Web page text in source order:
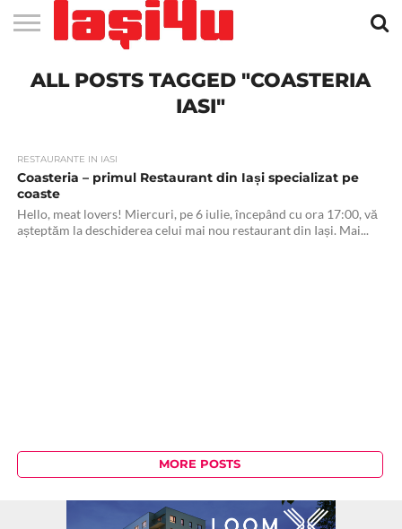
STIRI
APARTAMENTE
NOI IASI
STIRI
IASI
JOBS
IN
FILME
LA
CLUBURI /
DISCOTECI
BARURI /
CAFENELE
SALI DE
FORTA
SALOANE DE
INFRUMUSETARE
AGENTII
DE
RESTAURANTE
IN IASI
PIZZA
IN
PISCINA
IN IASI
FLORARII
RADIO
LIVE
SPALATORII
AUTO
TRACTARI
AUTO
TAXI
IN
CINEMA
TEATRU
HOTELURI
/
TEREN
SPORTIV
TEREN
TENIS
FARMACII
NON
COFFEE-
TO-GO
FIRME DE
PUBLICITATE
RENT
A
ALL POSTS TAGGED "COASTERIA
IASI"
RESTAURANTE IN IASI
Coasteria – primul Restaurant din Iași specializat pe
coaste
Hello, meat lovers! Miercuri, pe 6 iulie, începând cu ora 17:00, vă
așteptăm la deschiderea celui mai nou restaurant din Iași. Mai...
MORE POSTS